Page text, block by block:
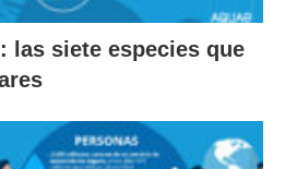
las siete especies que